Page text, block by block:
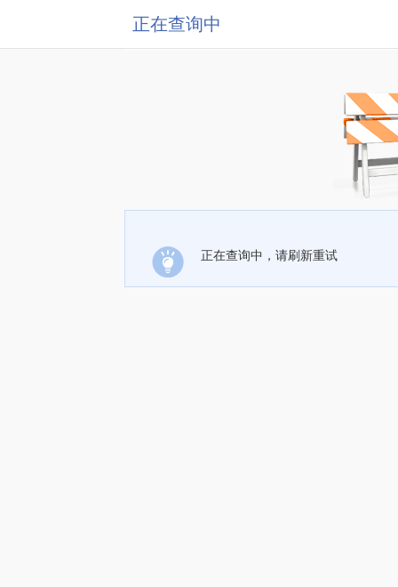
正在查询中
正在查询中，请刷新重试